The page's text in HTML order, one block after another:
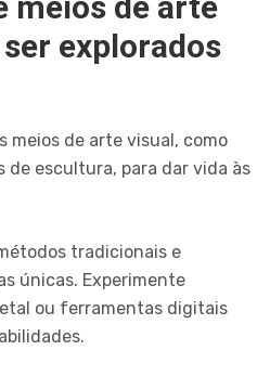
explorados
meios de arte visual, como
escultura, para dar vida às
tradicionais e
únicas. Experimente
ou ferramentas digitais